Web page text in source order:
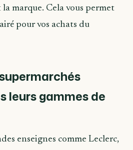
marque. Cela vous permet
pour vos achats du
leurs gammes de
enseignes comme Leclerc,